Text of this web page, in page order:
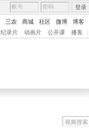
登录
三农 商城 社区 微博 博客
纪录片 动画片 公开课 播客